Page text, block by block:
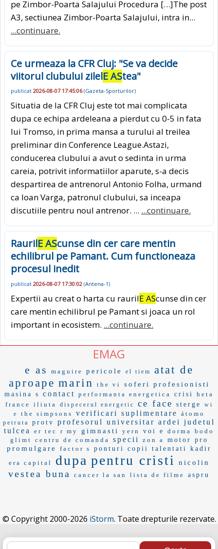
pe Zimbor-Poarta Salajului Procedura […]The post
A3, sectiunea Zimbor-Poarta Salajului, intra in...
...continuare.
Ce urmeaza la CFR Cluj: "Se va decide
viitorul clubului zilelE AStea"
publicat 2026-08-07 17:45:06(Gazeta-Sporturilor)
Situatia de la CFR Cluj este tot mai complicata
dupa ce echipa ardeleana a pierdut cu 0-5 in fata
lui Tromso, in prima mansa a turului al treilea
preliminar din Conference League.Astazi,
conducerea clubului a avut o sedinta in urma
careia, potrivit informatiilor aparute, s-a decis
despartirea de antrenorul Antonio Folha, urmand
ca Ioan Varga, patronul clubului, sa inceapa
discutiile pentru noul antrenor. ... ...continuare.
RaurilE AScunse din cer care mentin
echilibrul pe Pamant. Cum functioneaza
procesul inedit
publicat 2026-08-07 17:30:02 (Antena-1)
Expertii au creat o harta cu raurilE AScunse din cer
care mentin echilibrul pe Pamant si joaca un rol
important in ecosistem. ...continuare.
EMAG
e as maguire pericole el tiem
atat de
aproape marin the vi soferi profesionisti
masina s contact performanta energetica crisi
heta
france
iliuta dispecerul energetic ce face sterge
wi
e
the simpsons verificari suplimentare átomo
petruta protv profesorul universitar ardei
judetul
tulcea
er tec r my gimnasti yern voi e dorma
bodo
glimt
centru de comanda specii zon a motor pro
promulgare factor s ponturi copii talentati
kadir
era capital
dupa pentru cristi nicolin
vestea buna cancer la san lista de filme aspru
© Copyright 2000-2026 iStorm. Toate drepturile rezervate.